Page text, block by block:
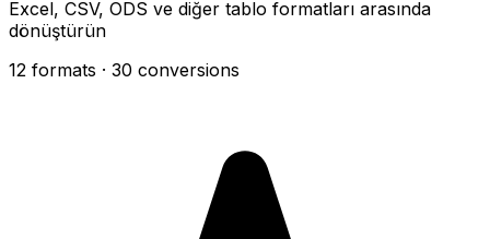
Excel, CSV, ODS ve diğer tablo formatları arasında
dönüştürün
12 formats · 30 conversions